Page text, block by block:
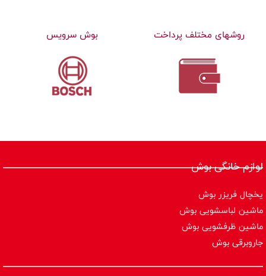
روشهای مختلف پرداخت بوش سرویس
لوازم خانگی بوش
یخچال فریزر بوش
ماشین لباسشویی بوش
ماشین ظرفشویی بوش
جاروبرقی بوش